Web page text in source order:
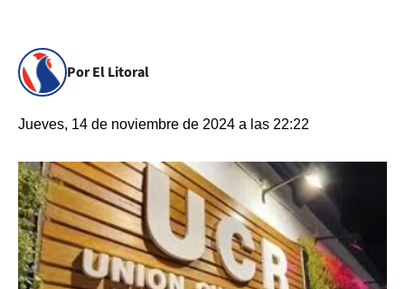
Por El Litoral
Jueves, 14 de noviembre de 2024 a las 22:22